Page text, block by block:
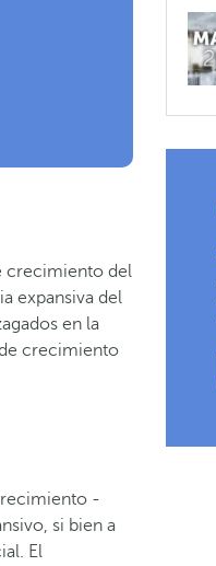
crecimiento del
expansiva del
en la
crecimiento
-
si bien a
El